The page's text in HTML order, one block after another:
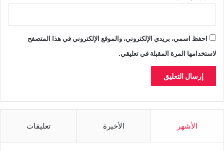
و
"
احفظ اسمي، بريدي الإلكتروني، والموقع الإلكتروني في هذا المتصفح
لاستخدامها المرة المقبلة في تعليقي.
الأشهر الأخيرة تعليقات